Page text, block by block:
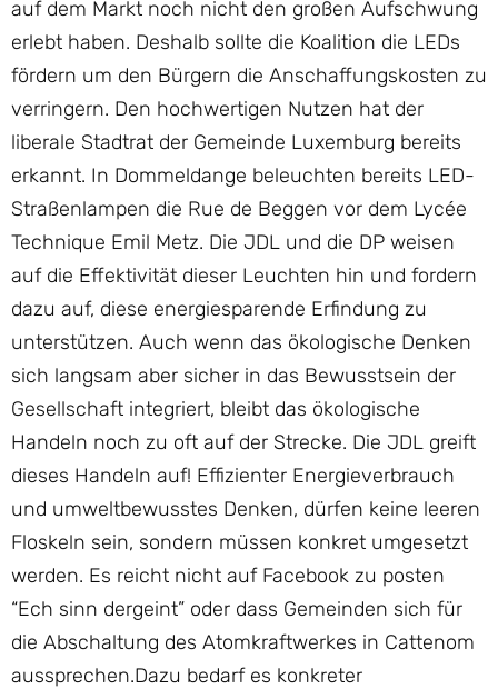
auf dem Markt noch nicht den großen Aufschwung
erlebt haben. Deshalb sollte die Koalition die LEDs
fördern um den Bürgern die Anschaffungskosten zu
verringern. Den hochwertigen Nutzen hat der
liberale Stadtrat der Gemeinde Luxemburg bereits
erkannt. In Dommeldange beleuchten bereits LED-
Straßenlampen die Rue de Beggen vor dem Lycée
Technique Emil Metz. Die JDL und die DP weisen
auf die Effektivität dieser Leuchten hin und fordern
dazu auf, diese energiesparende Erfindung zu
unterstützen. Auch wenn das ökologische Denken
sich langsam aber sicher in das Bewusstsein der
Gesellschaft integriert, bleibt das ökologische
Handeln noch zu oft auf der Strecke. Die JDL greift
dieses Handeln auf! Effizienter Energieverbrauch
und umweltbewusstes Denken, dürfen keine leeren
Floskeln sein, sondern müssen konkret umgesetzt
werden. Es reicht nicht auf Facebook zu posten
“Ech sinn dergeint” oder dass Gemeinden sich für
die Abschaltung des Atomkraftwerkes in Cattenom
aussprechen.Dazu bedarf es konkreter